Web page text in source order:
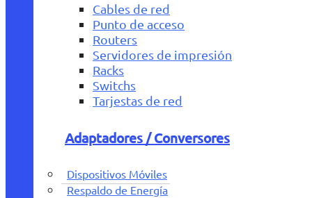
Cables de red
Punto de acceso
Routers
Servidores de impresión
Racks
Switchs
Tarjestas de red
Adaptadores / Conversores
Dispositivos Móviles
Respaldo de Energía